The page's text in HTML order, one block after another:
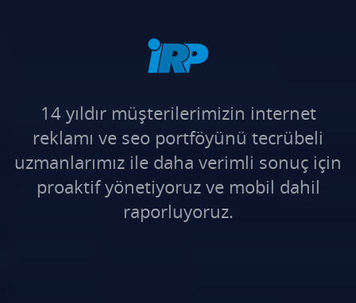
14 yıldır müşterilerimizin internet
reklamı ve seo portföyünü tecrübeli
uzmanlarımız ile daha verimli sonuç için
proaktif yönetiyoruz ve mobil dahil
raporluyoruz.